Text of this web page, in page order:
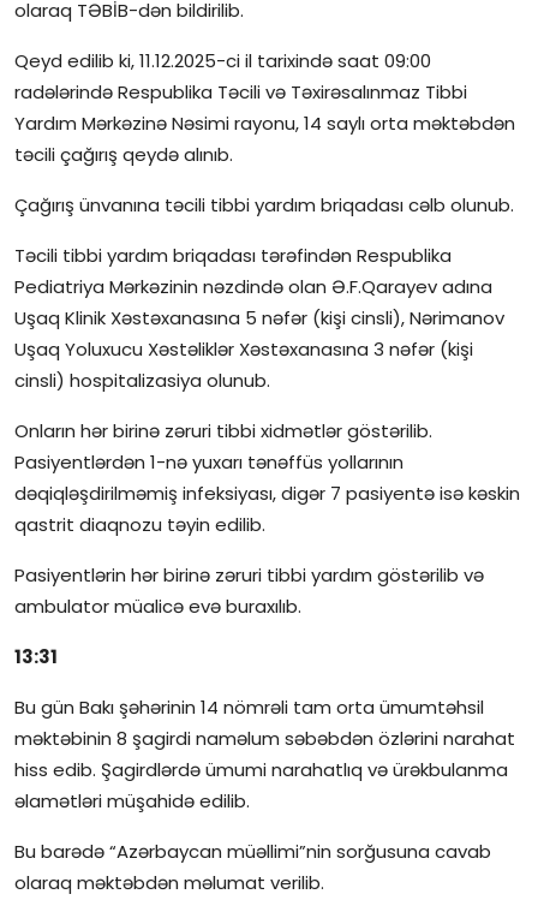
İctimai şura
Dünya
olaraq TƏBİB-dən bildirilib.
Qeyd edilib ki, 11.12.2025-ci il tarixində saat 09:00
radələrində Respublika Təcili və Təxirəsalınmaz Tibbi
Yardım Mərkəzinə Nəsimi rayonu, 14 saylı orta məktəbdən
təcili çağırış qeydə alınıb.
Çağırış ünvanına təcili tibbi yardım briqadası cəlb olunub.
Təcili tibbi yardım briqadası tərəfindən Respublika
Pediatriya Mərkəzinin nəzdində olan Ə.F.Qarayev adına
Uşaq Klinik Xəstəxanasına 5 nəfər (kişi cinsli), Nərimanov
Uşaq Yoluxucu Xəstəliklər Xəstəxanasına 3 nəfər (kişi
cinsli) hospitalizasiya olunub.
Onların hər birinə zəruri tibbi xidmətlər göstərilib.
Pasiyentlərdən 1-nə yuxarı tənəffüs yollarının
dəqiqləşdirilməmiş infeksiyası, digər 7 pasiyentə isə kəskin
qastrit diaqnozu təyin edilib.
Pasiyentlərin hər birinə zəruri tibbi yardım göstərilib və
ambulator müalicə evə buraxılıb.
13:31
Bu gün Bakı şəhərinin 14 nömrəli tam orta ümumtəhsil
məktəbinin 8 şagirdi naməlum səbəbdən özlərini narahat
hiss edib. Şagirdlərdə ümumi narahatlıq və ürəkbulanma
əlamətləri müşahidə edilib.
Bu barədə “Azərbaycan müəllimi”nin sorğusuna cavab
olaraq məktəbdən məlumat verilib.